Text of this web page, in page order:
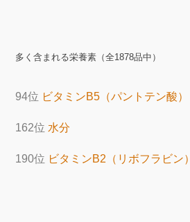
多く含まれる栄養素（全1878品中）
94位 ビタミンB5（パントテン酸）
162位 水分
190位 ビタミンB2（リボフラビン）